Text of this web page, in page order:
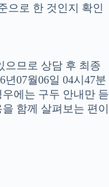
으로 한 것인지 확인
으므로 상담 후 최종
07월06일 04시47분
에는 구두 안내만 듣
함께 살펴보는 편이